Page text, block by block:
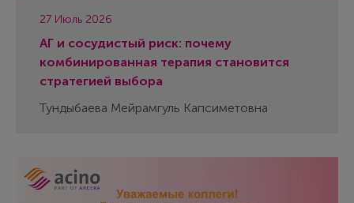
27 Июль 2026
АГ и сосудистый риск: почему
комбинированная терапия становится
стратегией выбора
Тундыбаева Мейрамгуль Капсиметовна